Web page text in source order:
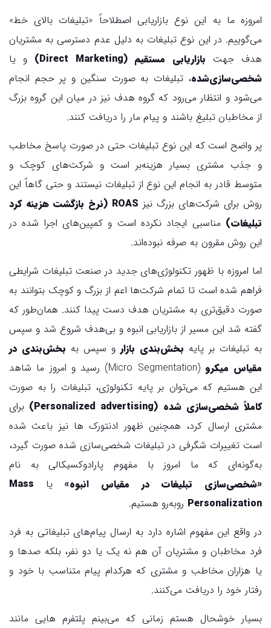
امروزه ما به این نوع بازاریابی اصطلاحاً «تبلیغات بالای خط»
می‌گوییم. در این نوع تبلیغات به دلیل عدم دسترسی به مشتریان
هدف جهت بازاریابی مستقیم‌ (Direct Marketing)
و یا
شخصی‌سازی‌شده، تبلیغات به صورت سنگین و پر حجم انجام
می‌شود و انتظار می‌رود که گروه هدف نیز در میان این گروه بزرگ
از مخاطبان تبلیغ باشند و پیام مار را دریافت کنند.
پر واضح است که این نوع تبلیغات حتی در صورت پاسخ مخاطب
و جذب مشتری بسیار هزینه‌بر است و شرکت‌های کوچک و
متوسط قادر به انجام این نوع از تبلیغات نیستند و حتی گاهاً این
روش برای شرکت‌های بزرگ نیز
ROAS (نرخ بازگشت هزینه کرد
تبلیغات) مناسبی ایجاد نکرده است و کمپین‌های اجرا شده در
این روش مقرون به صرفه نبوده‌اند.
اما امروزه با ظهور تکنولوژی‌های جدید در صنعت تبلیغات شرایطی
فراهم شده است تا تمام شرکت‌ها اعم از بزرگ و کوچک بتوانند به
صورت دقیق‌تری به مشتریان هدف دست پیدا کنند. همان‌طور که
گفته شد این مسیر از بازاریابی انبوه و بی‌هدف شروع شد و سپس
به تبلیغات بر پایه بخش‌بندی بازار و سپس به بخش‌بندی در
مقیاس میکرو
(Micro Segmentation) رسید و امروز ما شاهد
این هستیم که می‌توان بر پایه تکنولوژی، تبلیغات را به صورت
کاملاً شخصی‌سازی شده (Personalized advertising)
برای
مشتری ارسال کرد، همچنین ظهور ادنتورک ها نیز باعث شده
است تغییرات شگرفی در تبلیغات شخصی‌سازی شده صورت گیرد،
به‌گونه‌ای که ما امروز با مفهوم پارادوکسیکالی به نام
«شخصی‌سازی تبلیغات در مقیاس انبوه» یا Mass
Personalization روبه‌رو هستیم.
در واقع این مفهوم اشاره دارد به ارسال پیام‌های تبلیغاتی به فرد
فرد مخاطبان و مشتریان آن هم نه یک یا دو نفر، بلکه صدها و
یا هزاران مخاطب و مشتری که هرکدام پیام متناسب با خود و
رفتار خود را دریافت می‌کنند.
بسیار خوشحال هستم زمانی که می‌بینم پلتفرم هایی مانند